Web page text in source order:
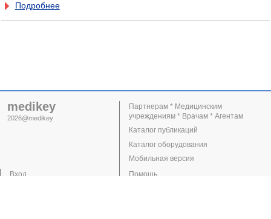
Подробнее
medikey
2026@medikey
Вход
Партнерам * Медицинским
учреждениям * Врачам * Агентам
Каталог публикаций
Каталог оборудования
Мобильная версия
Помощь